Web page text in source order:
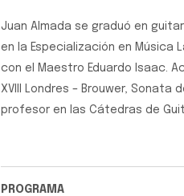
Juan Almada se graduó en
en la Especialización en Música
con el Maestro Eduardo Isaac.
XVIII Londres – Brouwer,
profesor en las Cátedras de
PROGRAMA